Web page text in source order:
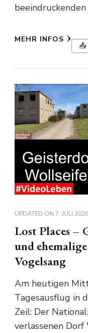
MEHR INFOS
📤
UPDATED ON 7. JULI 2026
Lost Places –
und
Vogelsang
Am heutigen
Tagesausflug in
Zeil: Der
verlassenen